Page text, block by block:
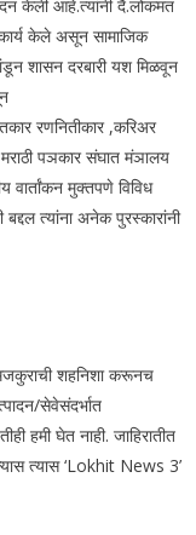
केली आहे.त्यांनी दै.लोकमत
केले असून सामाजिक
शासन दरबारी यश मिळवून
रणनितीकार ,करिअर
मराठी पञकार संघात मंञालय
मुक्तपणे विविध
त्यांना अनेक पुरस्कारांनी
मजकुराची शहनिशा करूनच
सेवेसंदर्भात
हमी घेत नाही. जाहिरातीत
त्यास ‘Lokhit News 3’